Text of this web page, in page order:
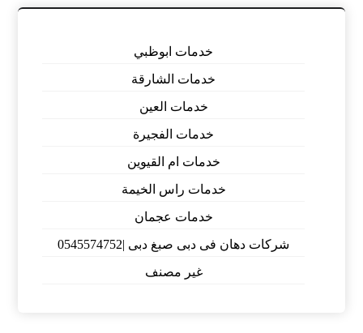
خدمات ابوظبي
خدمات الشارقة
خدمات العين
خدمات الفجيرة
خدمات ام القيوين
خدمات راس الخيمة
خدمات عجمان
شركات دهان فى دبى صبغ دبى |0545574752
غير مصنف